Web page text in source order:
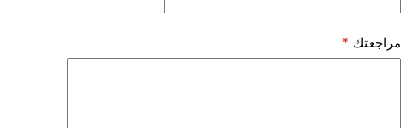
مراجعتك *